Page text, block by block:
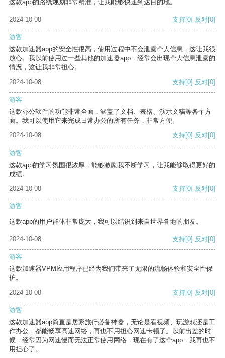
这款app的路线规划非常精准，让我能够快速到达目的地。
2024-10-08 支持[0] 反对[0]
游客
这款加速器app的安全性很高，使用过程中不会泄露个人信息，这让我很
放心。我以前使用过一些其他的加速器app，经常会出现个人信息泄露的
情况，这让我非常担心。
2024-10-08
支持[0] 反对[0]
游客
这款办公软件的功能非常全面，涵盖了文档、表格、演示文稿等各个方
面。我可以使用它来完成日常办公的所有任务，非常方便。
2024-10-08
支持[0] 反对[0]
游客
这款app的学习氛围很浓厚，能够激励我不断学习，让我能够取得更好的
成绩。
2024-10-08
支持[0] 反对[0]
游客
这款app的用户群体非常庞大，我可以结识到来自世界各地的朋友。
2024-10-08 支持[0] 反对[0]
游客
这款加速器VPM应用程序已经为我们带来了无限的流畅体验和安全性保
护。
2024-10-08
支持[0] 反对[0]
游客
这款加速器app简直是居家旅行必备神器，无论是看视频、玩游戏还是工
作办公，都能畅享高速网络，再也不用担心网速卡顿了。以前出差的时
候，经常因为网速慢而无法正常使用网络，现在有了这个app，我再也不
用担心了。